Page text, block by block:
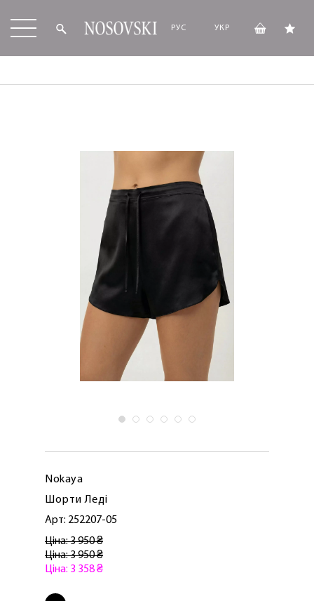
РУС УКР
Nokaya
Шорти Леді
Арт: 252207-05
Ціна: 3 950 ₴
Ціна: 3 950 ₴
Ціна: 3 358 ₴